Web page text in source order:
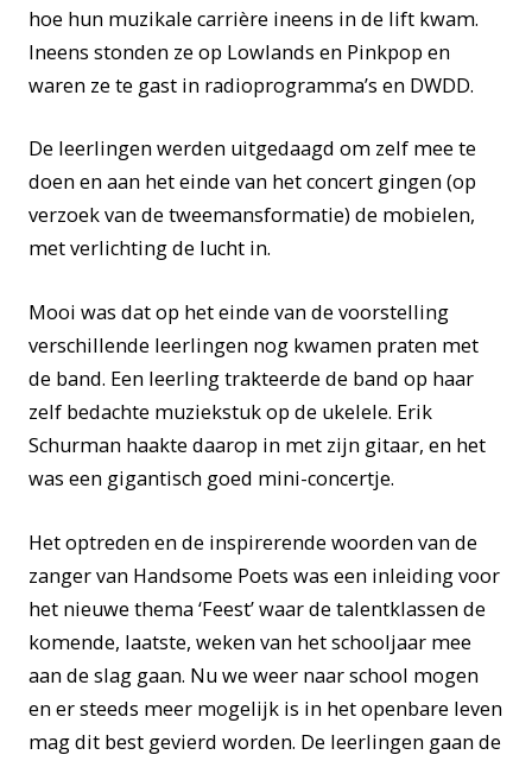
hoe hun muzikale carrière ineens in de lift kwam.
Ineens stonden ze op Lowlands en Pinkpop en
waren ze te gast in radioprogramma’s en DWDD.
De leerlingen werden uitgedaagd om zelf mee te
doen en aan het einde van het concert gingen (op
verzoek van de tweemansformatie) de mobielen,
met verlichting de lucht in.
Mooi was dat op het einde van de voorstelling
verschillende leerlingen nog kwamen praten met
de band. Een leerling trakteerde de band op haar
zelf bedachte muziekstuk op de ukelele. Erik
Schurman haakte daarop in met zijn gitaar, en het
was een gigantisch goed mini-concertje.
Het optreden en de inspirerende woorden van de
zanger van Handsome Poets was een inleiding voor
het nieuwe thema ‘Feest’ waar de talentklassen de
komende, laatste, weken van het schooljaar mee
aan de slag gaan. Nu we weer naar school mogen
en er steeds meer mogelijk is in het openbare leven
mag dit best gevierd worden. De leerlingen gaan de